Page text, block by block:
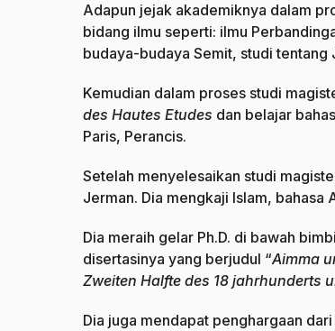
Adapun jejak akademiknya dalam
bidang ilmu seperti: ilmu
budaya-budaya Semit, studi tentang
Kemudian dalam proses studi
des Hautes Etudes dan belajar
Paris, Perancis.
Setelah menyelesaikan studi
Jerman. Dia mengkaji Islam,
Dia meraih gelar Ph.D. di bawah
disertasinya yang berjudul “Aimma
Zweiten Halfte des 18 jahrhunderts
Dia juga mendapat penghargaan